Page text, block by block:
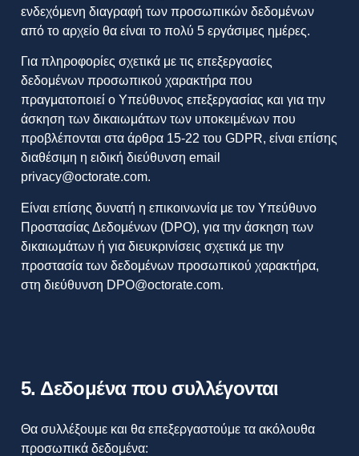
ενδεχόμενη διαγραφή των προσωπικών δεδομένων
από το αρχείο θα είναι το πολύ 5 εργάσιμες ημέρες.
Για πληροφορίες σχετικά με τις επεξεργασίες
δεδομένων προσωπικού χαρακτήρα που
πραγματοποιεί ο Υπεύθυνος επεξεργασίας και για την
άσκηση των δικαιωμάτων των υποκειμένων που
προβλέπονται στα άρθρα 15-22 του GDPR, είναι επίσης
διαθέσιμη η ειδική διεύθυνση email
privacy@octorate.com.
Είναι επίσης δυνατή η επικοινωνία με τον Υπεύθυνο
Προστασίας Δεδομένων (DPO), για την άσκηση των
δικαιωμάτων ή για διευκρινίσεις σχετικά με την
προστασία των δεδομένων προσωπικού χαρακτήρα,
στη διεύθυνση DPO@octorate.com.
5. Δεδομένα που συλλέγονται
Θα συλλέξουμε και θα επεξεργαστούμε τα ακόλουθα
προσωπικά δεδομένα: